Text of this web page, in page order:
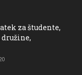
za študente,
družine,